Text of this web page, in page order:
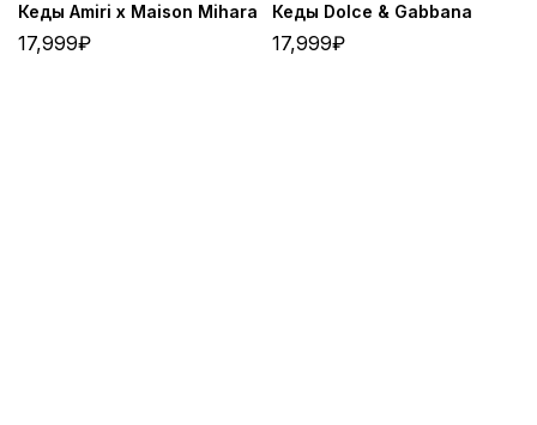
Кеды Amiri x Maison Mihara
17,999₽
Кеды Dolce & Gabbana
17,999₽